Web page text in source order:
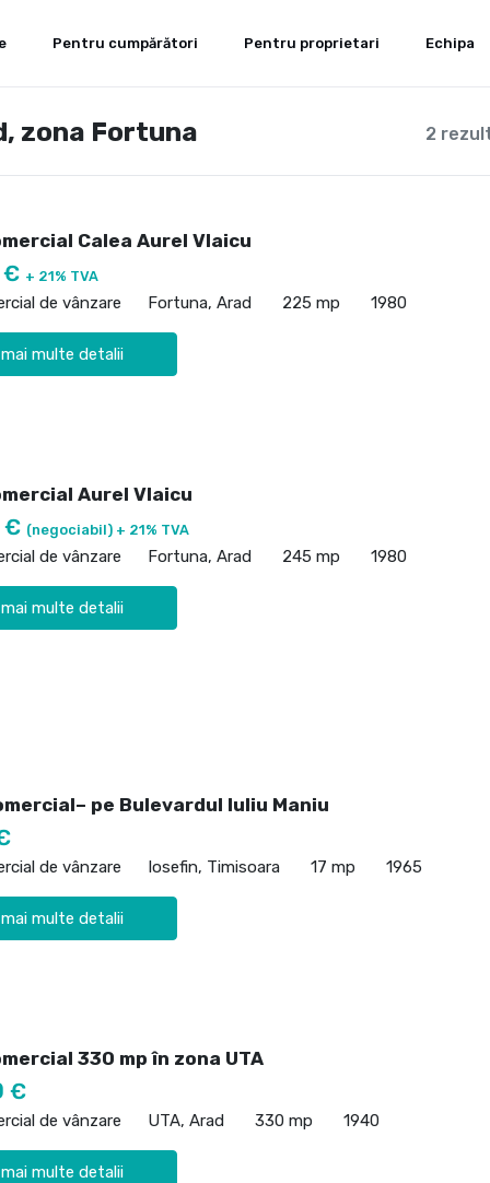
Pentru cumpărători Pentru proprietari Echipa
2
zona Fortuna
Calea Aurel Vlaicu
€ + 21% TVA
de vânzare Fortuna, Arad 225 mp 1980
multe detalii
Aurel Vlaicu
€ (negociabil) + 21% TVA
de vânzare Fortuna, Arad 245 mp 1980
multe detalii
pe Bulevardul Iuliu Maniu
de vânzare Iosefin, Timisoara 17 mp 1965
multe detalii
330 mp în zona UTA
€
de vânzare UTA, Arad 330 mp 1940
multe detalii